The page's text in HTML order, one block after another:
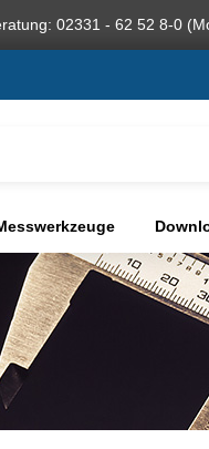
02331 - 62 52 8-0